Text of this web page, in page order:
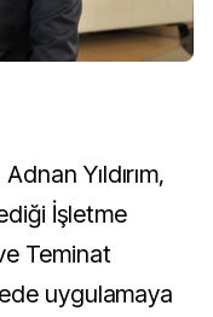
Yıldırım,
İşletme
Teminat
uygulamaya